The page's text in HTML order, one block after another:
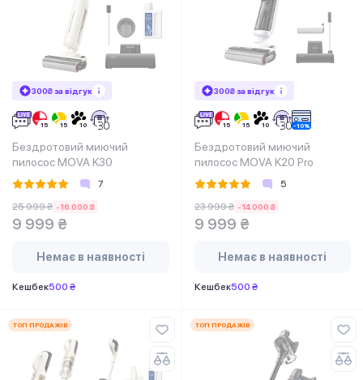
300₴ за відгук
Бездротовий миючий
пилосос MOVA K30
7
25 999 ₴ -16 000 ₴
9 999 ₴
Немає в наявності
Кешбек500 ₴
300₴ за відгук
Бездротовий миючий
пилосос MOVA K20 Pro
5
23 999 ₴ -14 000 ₴
9 999 ₴
Немає в наявності
Кешбек500 ₴
ТОП ПРОДАЖІВ ТОП ПРОДАЖІВ